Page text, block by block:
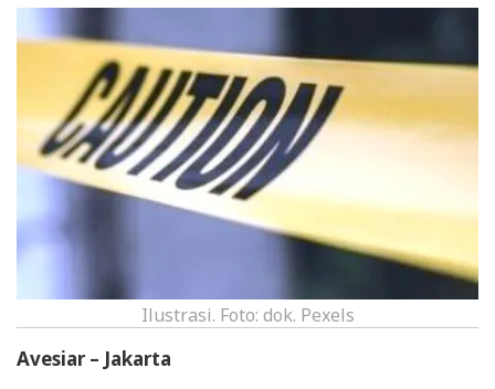
Ilustrasi. Foto: dok. Pexels
Avesiar – Jakarta